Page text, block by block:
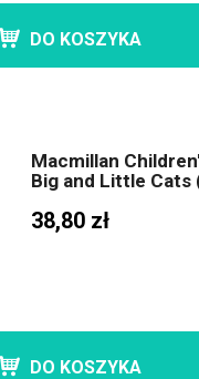
DO KOSZYKA
Macmillan
Big and Little Cats
38,80 zł
DO KOSZYKA